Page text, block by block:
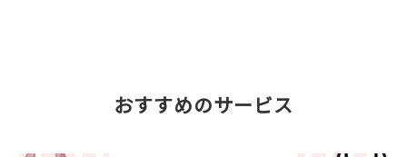
おすすめのサービス